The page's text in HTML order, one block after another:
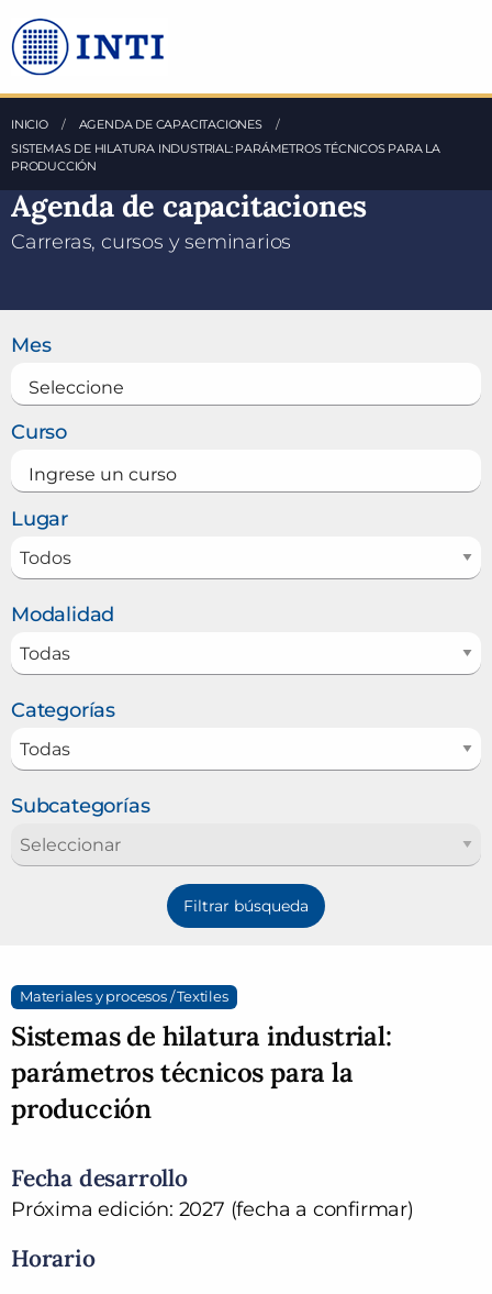
Saltea al Contenido principal
INICIO
AGENDA DE CAPACITACIONES
ACTUAL:
SISTEMAS DE HILATURA INDUSTRIAL: PARÁMETROS TÉCNICOS PARA LA
PRODUCCIÓN
Agenda de capacitaciones
Carreras, cursos y seminarios
Buscar un curso
Mes
Curso
Lugar
Modalidad
Categorías
Subcategorías
Materiales y procesos / Textiles
Sistemas de hilatura industrial:
parámetros técnicos para la
producción
Fecha desarrollo
Próxima edición: 2027 (fecha a confirmar)
Horario